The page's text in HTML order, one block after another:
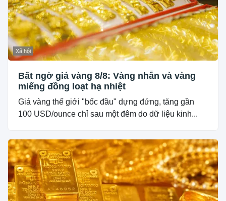
Xã hội
Bất ngờ giá vàng 8/8: Vàng nhẫn và vàng
miếng đồng loạt hạ nhiệt
Giá vàng thế giới "bốc đầu" dựng đứng, tăng gần
100 USD/ounce chỉ sau một đêm do dữ liệu kinh...